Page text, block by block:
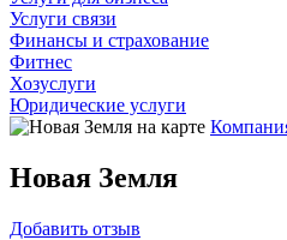
Услуги связи
Финансы и страхование
Фитнес
Хозуслуги
Юридические услуги
Новая Земля
Добавить отзыв